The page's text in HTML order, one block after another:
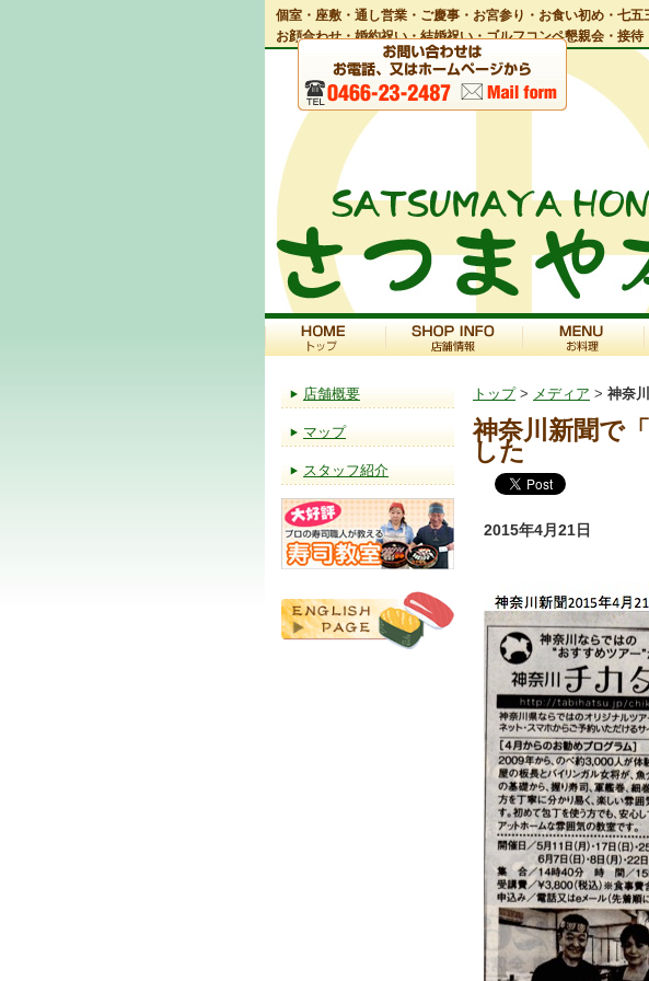
個室・座敷・通し営業・ご慶事・お宮参り・お食い初め・七
お顔合わせ・婚約祝い・結婚祝い・ゴルフコンペ懇親会・接
店舗概要
マップ
スタッフ紹介
トップ> メディア > 神奈
神奈川新聞で
した
2015年4月21日